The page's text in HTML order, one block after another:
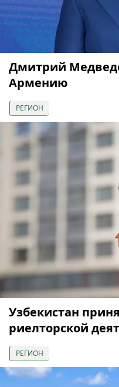
Дмитрий
Армению
РЕГИОН
Узбекистан
риелторской
РЕГИОН